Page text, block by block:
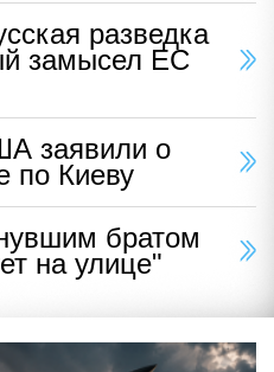
разведка
замысел ЕС
заявили о
по Киеву
братом
на улице"